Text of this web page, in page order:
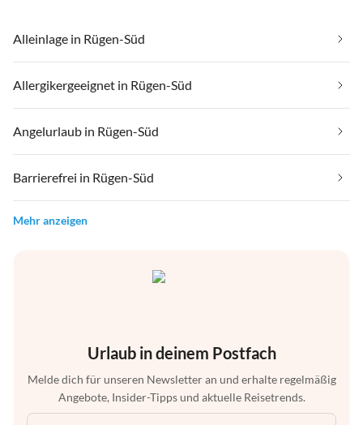
Alleinlage in Rügen-Süd
Allergikergeeignet in Rügen-Süd
Angelurlaub in Rügen-Süd
Barrierefrei in Rügen-Süd
Mehr anzeigen
Urlaub in deinem Postfach
Melde dich für unseren Newsletter an und erhalte regelmäßig
Angebote, Insider-Tipps und aktuelle Reisetrends.